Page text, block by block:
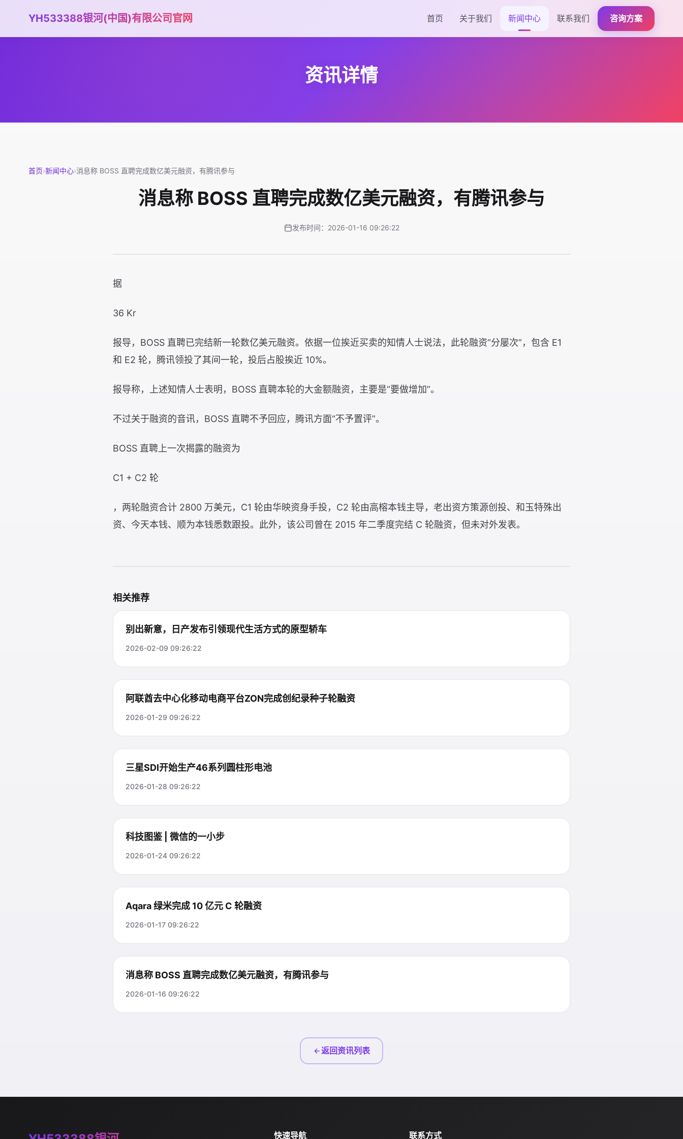
YH533388银河(中国)有限公司官网 首页 关于我们 新闻中心 联系我们 咨询方案
资讯详情
首页›新闻中心›消息称 BOSS 直聘完成数亿美元融资，有腾讯参与
消息称 BOSS 直聘完成数亿美元融资，有腾讯参与
发布时间：2026-01-16 09:26:22
据
36 Kr
报导，BOSS 直聘已完结新一轮数亿美元融资。依据一位挨近买卖的知情人士说法，此轮融资“分屡次”，包含 E1
和 E2 轮，腾讯领投了其间一轮，投后占股挨近 10%。
报导称，上述知情人士表明，BOSS 直聘本轮的大金额融资，主要是“要做增加”。
不过关于融资的音讯，BOSS 直聘不予回应，腾讯方面“不予置评”。
BOSS 直聘上一次揭露的融资为
C1 + C2 轮
，两轮融资合计 2800 万美元，C1 轮由华映资身手投，C2 轮由高榕本钱主导，老出资方策源创投、和玉特殊出
资、今天本钱、顺为本钱悉数跟投。此外，该公司曾在 2015 年二季度完结 C 轮融资，但未对外发表。
相关推荐
别出新意，日产发布引领现代生活方式的原型轿车
2026-02-09 09:26:22
阿联酋去中心化移动电商平台ZON完成创纪录种子轮融资
2026-01-29 09:26:22
三星SDI开始生产46系列圆柱形电池
2026-01-28 09:26:22
科技图鉴 | 微信的一小步
2026-01-24 09:26:22
Aqara 绿米完成 10 亿元 C 轮融资
2026-01-17 09:26:22
消息称 BOSS 直聘完成数亿美元融资，有腾讯参与
2026-01-16 09:26:22
返回资讯列表
快速导航 联系方式